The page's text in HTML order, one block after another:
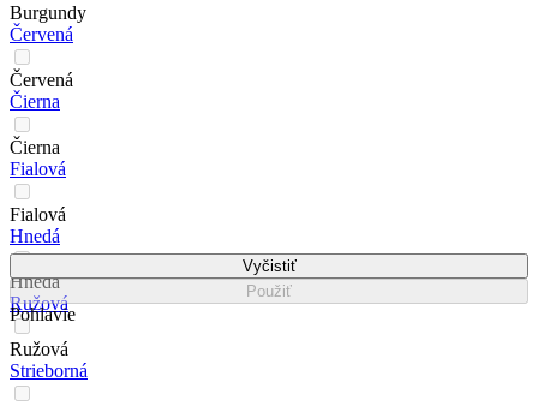
Burgundy
Červená
Červená
Čierna
Čierna
Fialová
Fialová
Hnedá
Hnedá
Ružová
Ružová
Strieborná
Vyčistiť
Použiť
Pohlavie